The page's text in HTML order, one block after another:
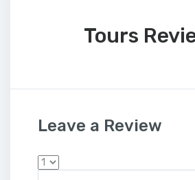
Tours
Leave a Review